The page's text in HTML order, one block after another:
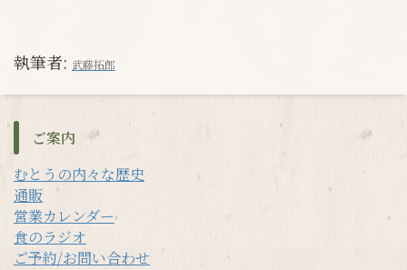
執筆者: 武藤拓郎
ご案内
むとうの内々な歴史
通販
営業カレンダー
食のラジオ
ご予約/お問い合わせ